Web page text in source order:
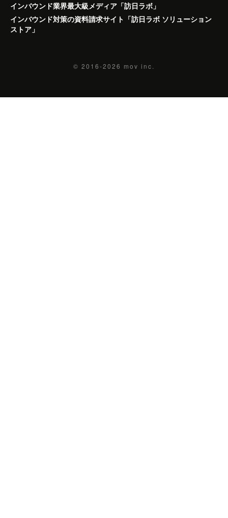
インバウンド業界最大級メディア「訪日ラボ」
インバウンド対策の資料請求サイト「訪日ラボ ソリューション
ストア」
© 2016-2026 mov inc.